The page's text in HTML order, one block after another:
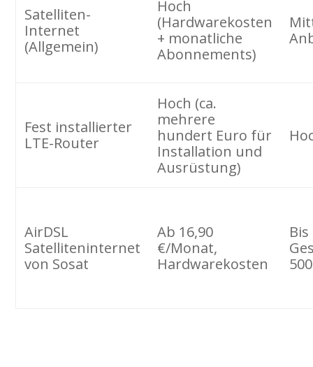
Satelliten-
Internet
(Allgemein)
Hoch
(Hardwarekosten
+ monatliche
Abonnements)
Fest installierter
LTE-Router
Hoch (ca.
mehrere
hundert Euro für
Installation und
Ausrüstung)
AirDSL
Satelliteninternet
von Sosat
Ab 16,90
€/Monat,
Hardwarekosten